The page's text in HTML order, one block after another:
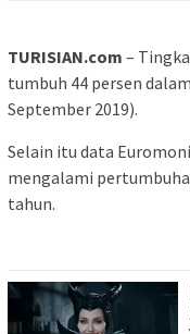
TURISIAN.com –
tumbuh 44 persen
September 2019).
Selain itu data
mengalami
tahun.